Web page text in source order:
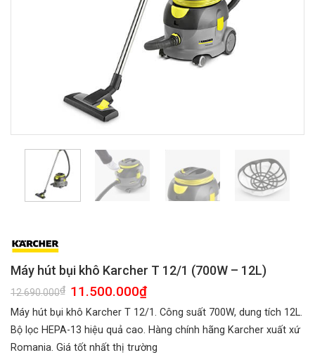
Máy hút bụi khô Karcher T 12/1 (700W – 12L)
12.690.000₫ Giá
gốc
là:
12.690.000₫.
11.500.000₫Giá
tại
là:
11.500.000₫.
Máy hút bụi khô Karcher T 12/1. Công suất 700W, dung tích 12L.
Bộ lọc HEPA-13 hiệu quả cao. Hàng chính hãng Karcher xuất xứ
Romania. Giá tốt nhất thị trường